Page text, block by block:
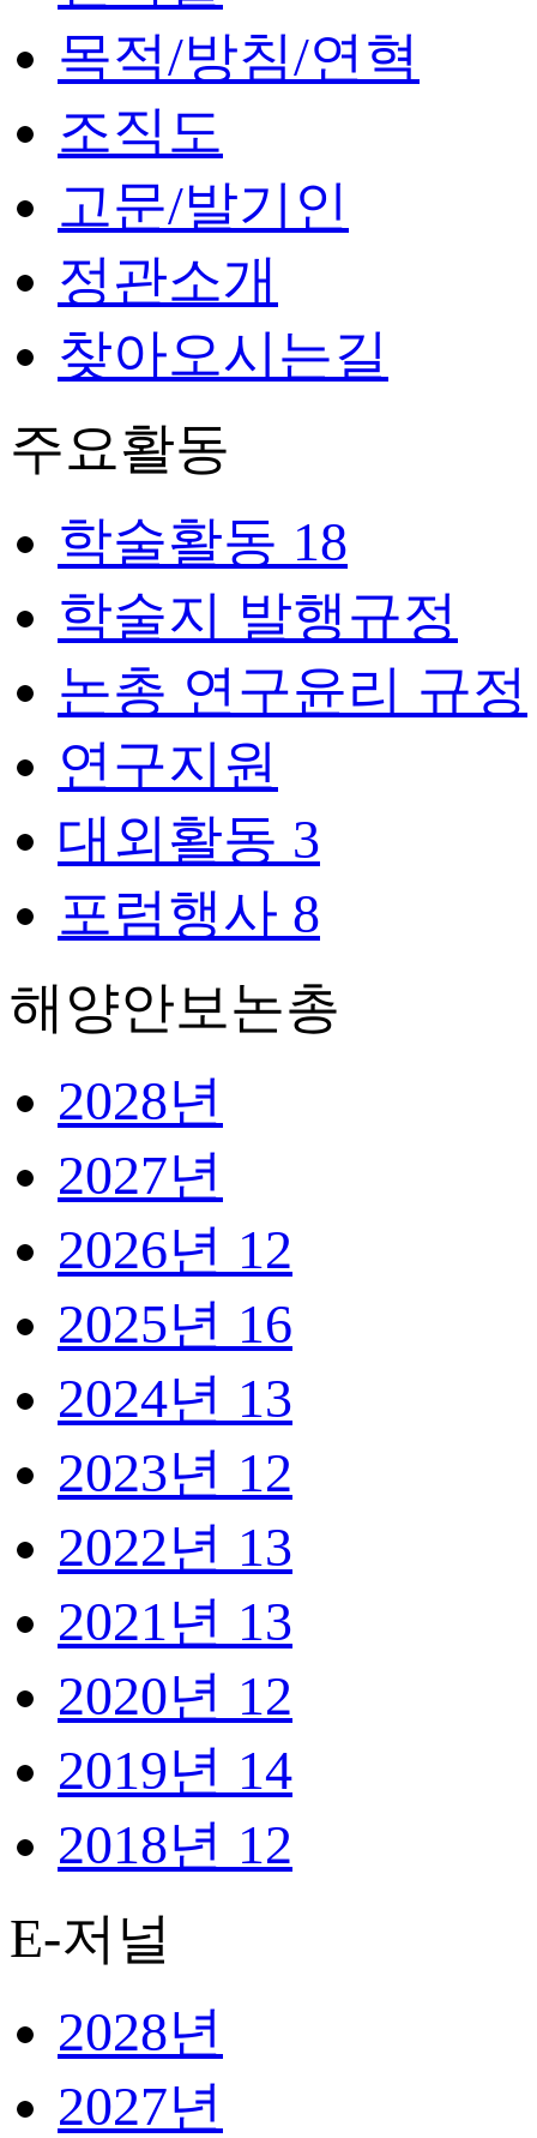
목적/방침/연혁
조직도
고문/발기인
정관소개
찾아오시는길
주요활동
학술활동 18
학술지 발행규정
논총 연구윤리 규정
연구지원
대외활동 3
포럼행사 8
해양안보논총
2028년
2027년
2026년 12
2025년 16
2024년 13
2023년 12
2022년 13
2021년 13
2020년 12
2019년 14
2018년 12
E-저널
2028년
2027년